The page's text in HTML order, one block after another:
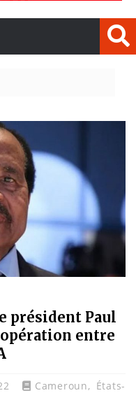
Bénin :
Aliko
président Paul
entre
Cameroun, États-